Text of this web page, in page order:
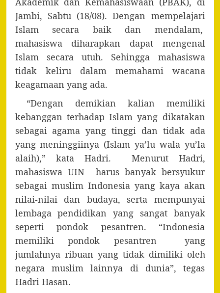
Jambi, Sabtu (18/08). Dengan mempelajari
Islam secara baik dan mendalam,
mahasiswa diharapkan dapat mengenal
Islam secara utuh. Sehingga mahasiswa
tidak keliru dalam memahami wacana
keagamaan yang ada.
“Dengan demikian kalian memiliki
kebanggan terhadap Islam yang dikatakan
sebagai agama yang tinggi dan tidak ada
yang meninggiinya (Islam ya’lu wala yu’la
alaih),” kata Hadri. Menurut Hadri,
mahasiswa UIN harus banyak bersyukur
sebagai muslim Indonesia yang kaya akan
nilai-nilai dan budaya, serta mempunyai
lembaga pendidikan yang sangat banyak
seperti pondok pesantren. “Indonesia
memiliki pondok pesantren yang
jumlahnya ribuan yang tidak dimiliki oleh
negara muslim lainnya di dunia”, tegas
Hadri Hasan.